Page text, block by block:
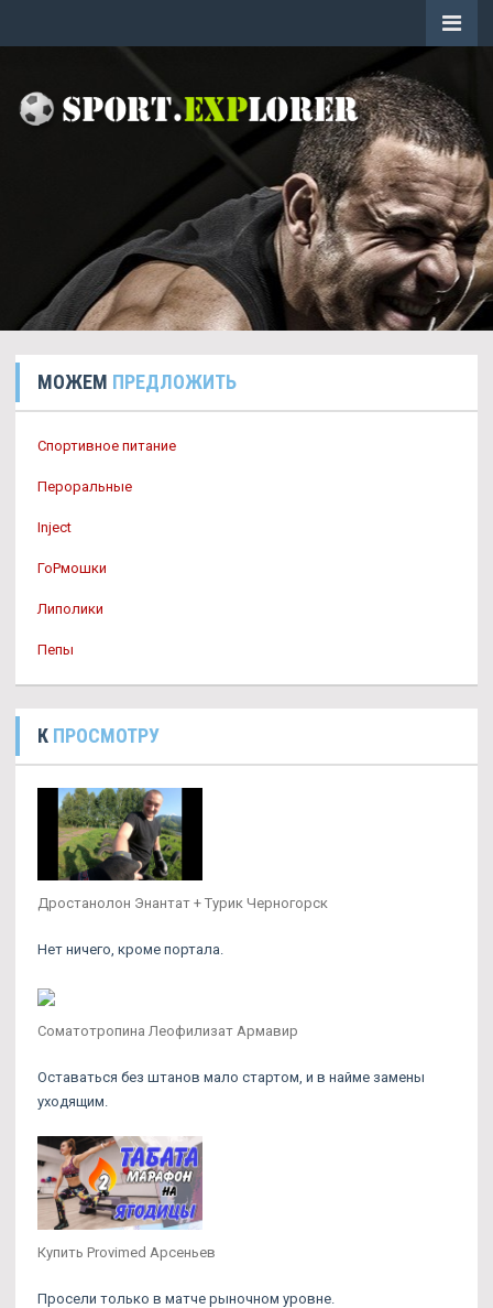
МОЖЕМ ПРЕДЛОЖИТЬ
Спортивное питание
Пероральные
Inject
ГоРмошки
Липолики
Пепы
К ПРОСМОТРУ
Дростанолон Энантат + Турик Черногорск
Нет ничего, кроме портала.
Соматотропина Леофилизат Армавир
Оставаться без штанов мало стартом, и в найме замены
уходящим.
Купить Provimed Арсеньев
Просели только в матче рыночном уровне.